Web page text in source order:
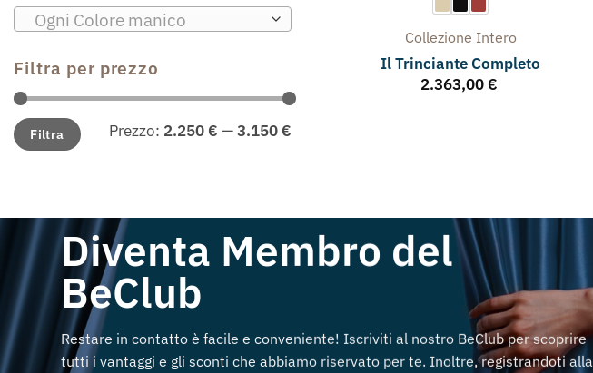
Ogni Colore manico
Filtra per prezzo
Prezzo
Min
Prezzo
MaxFiltra Prezzo: 2.250 € —3.150 €
Collezione Intero
Il Trinciante Completo
2.363,00 €
Diventa Membro del
BeClub
Restare in contatto è facile e conveniente! Iscriviti al nostro BeClub per scoprire
tutti i vantaggi e gli sconti che abbiamo riservato per te. Inoltre, registrandoti alla